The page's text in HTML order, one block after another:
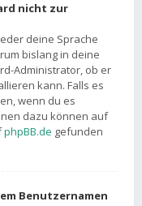
nicht zur
deine Sprache
bislang in deine
Administrator, ob er
kann. Falls es
wenn du es
dazu können auf
phpBB.de gefunden
Benutzernamen